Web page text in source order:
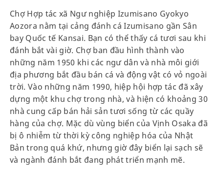
Chợ Hợp tác xã Ngư nghiệp Izumisano Gyokyo
Aozora nằm tại cảng đánh cá Izumisano gần Sân
bay Quốc tế Kansai. Bạn có thể thấy cá tươi sau khi
đánh bắt vài giờ. Chợ ban đầu hình thành vào
những năm 1950 khi các ngư dân và nhà môi giới
địa phương bắt đầu bán cá và động vật có vỏ ngoài
trời. Vào những năm 1990, hiệp hội hợp tác đã xây
dựng một khu chợ trong nhà, và hiện có khoảng 30
nhà cung cấp bán hải sản tươi sống từ các quầy
hàng của chợ. Mặc dù vùng biển của Vịnh Osaka đã
bị ô nhiễm từ thời kỳ công nghiệp hóa của Nhật
Bản trong quá khứ, nhưng giờ đây biển lại sạch sẽ
và ngành đánh bắt đang phát triển mạnh mẽ.